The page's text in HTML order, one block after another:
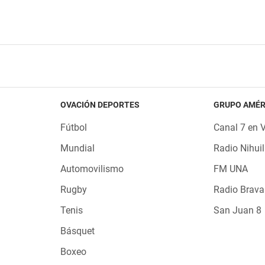
OVACIÓN DEPORTES
Fútbol
Mundial
Automovilismo
Rugby
Tenis
Básquet
Boxeo
GRUPO
Canal 7 en
Radio Nihuil
FM UNA
Radio Brava
San Juan 8